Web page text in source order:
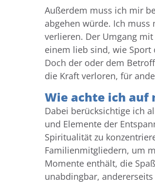
Außerdem muss ich mir
abgehen würde. Ich muss
verlieren. Der Umgang
einem lieb sind, wie Sport
Doch der oder dem
die Kraft verloren, für
Wie achte ich auf
Dabei berücksichtige ich
und Elemente der
Spiritualität zu
Familienmitgliedern, um
Momente enthält, die
unabdingbar,